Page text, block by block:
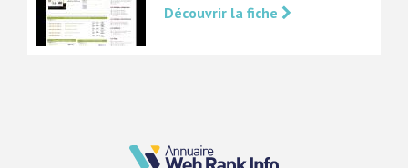
Découvrir la fiche